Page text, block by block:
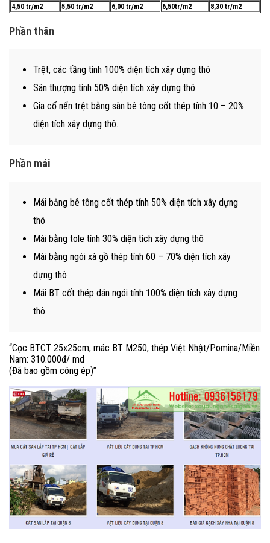
4,50 tr/m2
5,50 tr/m2 6,00 tr/m2 6,50tr/m2 8,30 tr/m2
Phần thân
Trệt, các tầng tính 100% diện tích xây dựng thô
Sân thượng tính 50% diện tích xây dựng thô
Gia cố nển trệt bằng sàn bê tông cốt thép tính 10 – 20%
diện tích xây dựng thô.
Phần mái
Mái bằng bê tông cốt thép tính 50% diện tích xây dựng
thô
Mái bằng tole tính 30% diện tích xây dựng thô
Mái bằng ngói xà gồ thép tính 60 – 70% diện tích xây
dựng thô
Mái BT cốt thép dán ngói tính 100% diện tích xây dựng
thô.
“Cọc BTCT 25x25cm, mác BT M250, thép Việt Nhật/Pomina/Miền
Nam: 310.000đ/ md
(Đã bao gồm công ép)”